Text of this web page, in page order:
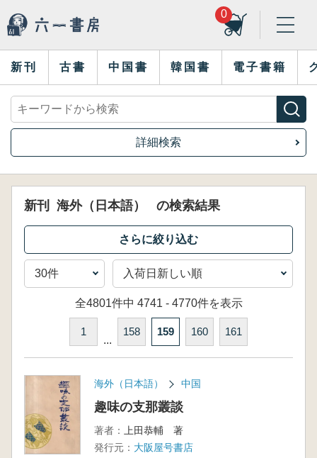
0
新刊 古書 中国書 韓国書 電子書籍
詳細検索
新刊 海外（日本語） の検索結果
全4801件中 4741 - 4770件を表示
1
...
158 159 160 161
海外（日本語） 中国
趣味の支那叢談
著者：
上田恭輔 著
発行元： 大阪屋号書店